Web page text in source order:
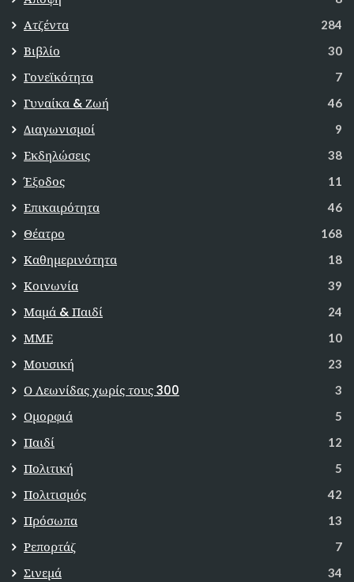
Ατζέντα 284
Βιβλίο 30
Γονεϊκότητα 7
Γυναίκα & Ζωή 46
Διαγωνισμοί 9
Εκδηλώσεις 38
Έξοδος 11
Επικαιρότητα 46
Θέατρο 168
Καθημερινότητα 18
Κοινωνία 39
Μαμά & Παιδί 24
ΜΜΕ 10
Μουσική 23
Ο Λεωνίδας χωρίς τους 300 3
Ομορφιά 5
Παιδί 12
Πολιτική 5
Πολιτισμός 42
Πρόσωπα 13
Ρεπορτάζ 7
Σινεμά 34